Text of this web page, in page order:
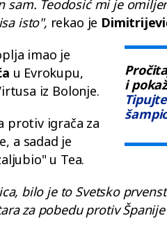
sam. Teodosić mi je
isto", rekao je
i
imao je
u Evrokupu,
iz Bolonje.
protiv igrača za
a sadad je
u Tea.
bilo je to Svetsko
za pobedu protiv